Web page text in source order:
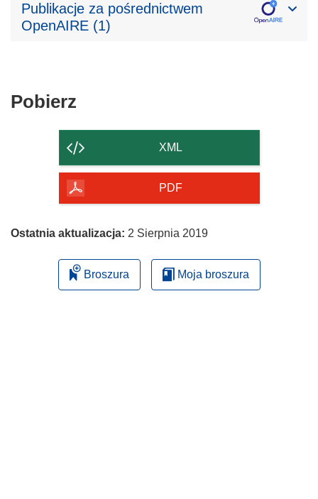
Publikacje za pośrednictwem
OpenAIRE (1)
Pobierz
strony
XML
PDF
Ostatnia aktualizacja: 2 Sierpnia 2019
Broszura Moja broszura